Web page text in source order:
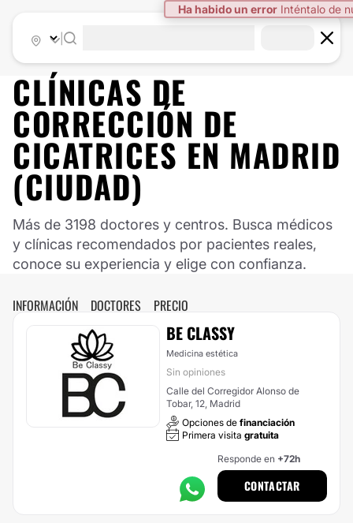
Ha habido un error Inténtalo de
CLÍNICAS DE
CORRECCIÓN DE
CICATRICES EN MADRID
(CIUDAD)
Más de 3198 doctores y centros. Busca médicos
y clínicas recomendados por pacientes reales,
conoce su experiencia y elige con confianza.
INFORMACIÓN DOCTORES PRECIO
BE CLASSY
Medicina estética
Sin opiniones
Calle del Corregidor Alonso de
Tobar, 12, Madrid
Opciones de financiación
Primera visita gratuita
Responde en +72h
CONTACTAR